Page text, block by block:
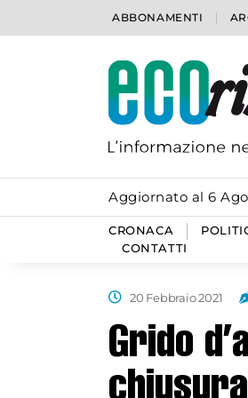
ABBONAMENTI
Aggiornato al 6
CRONACA
CONTATTI
20 Febbraio 2021
Grido